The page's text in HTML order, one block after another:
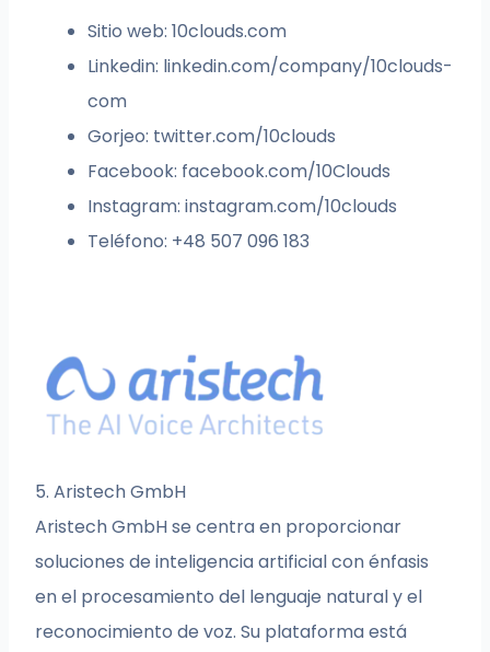
Sitio web: 10clouds.com
Linkedin: linkedin.com/company/10clouds-
com
Gorjeo: twitter.com/10clouds
Facebook: facebook.com/10Clouds
Instagram: instagram.com/10clouds
Teléfono: +48 507 096 183
5. Aristech GmbH
Aristech GmbH se centra en proporcionar
soluciones de inteligencia artificial con énfasis
en el procesamiento del lenguaje natural y el
reconocimiento de voz. Su plataforma está